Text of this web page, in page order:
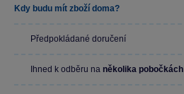
Kdy budu mít zboží doma?
Předpokládané doručení
Ihned k odběru na několika pobočkách